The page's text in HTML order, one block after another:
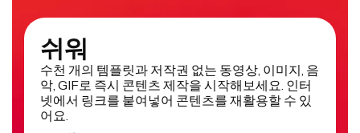
쉬워
수천 개의 템플릿과 저작권 없는 동영상, 이미지, 음
악, GIF로 즉시 콘텐츠 제작을 시작해보세요. 인터
넷에서 링크를 붙여넣어 콘텐츠를 재활용할 수 있
어요.